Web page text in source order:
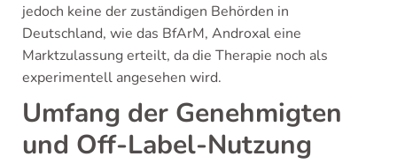
jedoch keine der zuständigen Behörden in
Deutschland, wie das BfArM, Androxal eine
Marktzulassung erteilt, da die Therapie noch als
experimentell angesehen wird.
Umfang der Genehmigten
und Off-Label-Nutzung